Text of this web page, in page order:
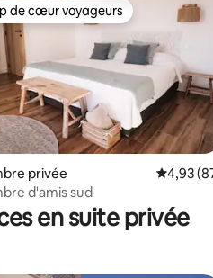
de cœur voyageurs
de cœur voyageurs
privée
4,93
d'amis sud
en suite privée